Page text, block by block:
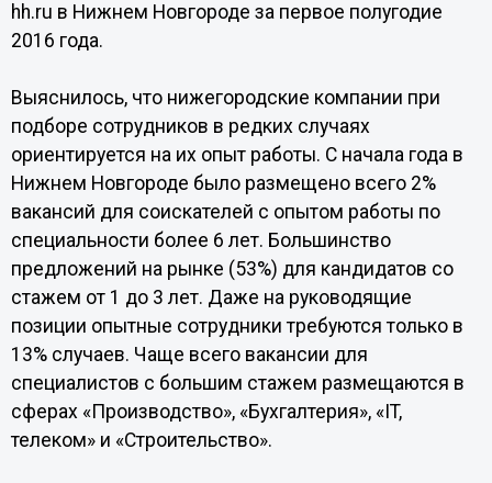
hh.ru в Нижнем Новгороде за первое полугодие
2016 года.
Выяснилось, что нижегородские компании при
подборе сотрудников в редких случаях
ориентируется на их опыт работы. С начала года в
Нижнем Новгороде было размещено всего 2%
вакансий для соискателей с опытом работы по
специальности более 6 лет. Большинство
предложений на рынке (53%) для кандидатов со
стажем от 1 до 3 лет. Даже на руководящие
позиции опытные сотрудники требуются только в
13% случаев. Чаще всего вакансии для
специалистов с большим стажем размещаются в
сферах «Производство», «Бухгалтерия», «IT,
телеком» и «Строительство».